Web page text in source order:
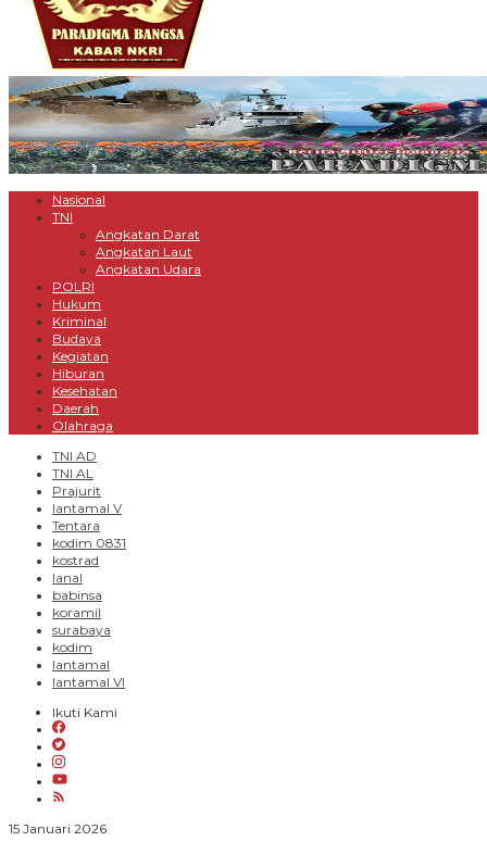
Nasional
TNI
Angkatan Darat
Angkatan Laut
Angkatan Udara
POLRI
Hukum
Kriminal
Budaya
Kegiatan
Hiburan
Kesehatan
Daerah
Olahraga
TNI AD
TNI AL
Prajurit
lantamal V
Tentara
kodim 0831
kostrad
lanal
babinsa
koramil
surabaya
kodim
lantamal
lantamal VI
Ikuti Kami
15 Januari 2026oleh